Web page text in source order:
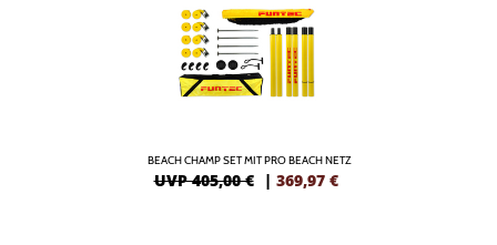
BEACH CHAMP SET MIT PRO BEACH NETZ
UVP 405,00 € | 369,97 €